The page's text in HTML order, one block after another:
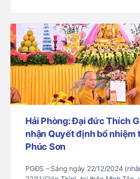
Hải Phòng: Đại đức Thích
nhận Quyết định bổ nhiệm
Phúc Sơn
PGĐS – Sáng ngày 22/12/2024